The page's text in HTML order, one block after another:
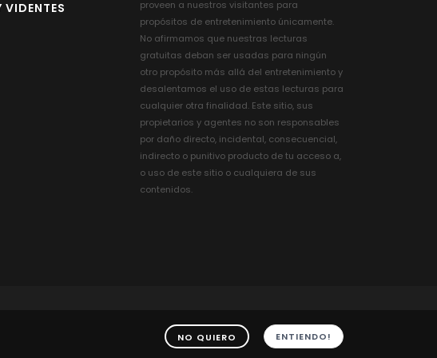
proveen a nuestros visitantes para
propósitos de entretenimiento únicamente.
No afirmamos que nuestras lecturas
gratuitas deban ser usadas para ningún
otro propósito más allá del entretenimiento y
desalentamos el uso de estas lecturas para
cualquier otra finalidad. Este sitio, sus
propietarios y agentes no son responsables
por daño directo, incidental, consecuencial,
indirecto o punitivo producto de tu acceso a,
o uso de este sitio o cualquiera de sus
contenidos.
© 2004-2022 Astro-Logica.com Todos los derechos reservados.
NO QUIERO ENTIENDO!